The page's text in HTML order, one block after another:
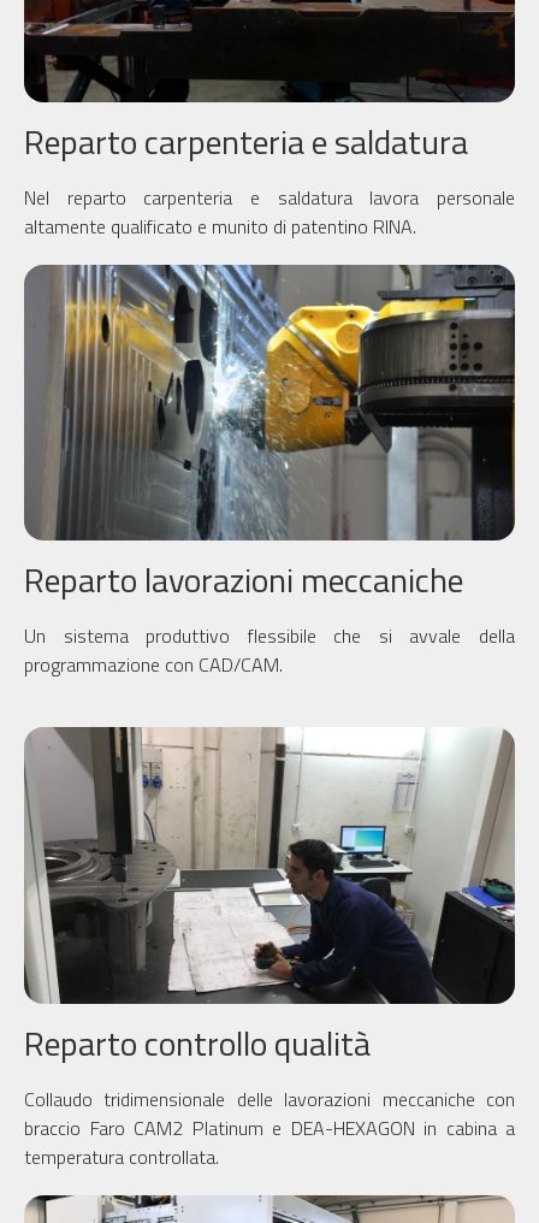
Reparto carpenteria e saldatura
Nel reparto carpenteria e saldatura lavora personale
altamente qualificato e munito di patentino RINA.
Reparto lavorazioni meccaniche
Un sistema produttivo flessibile che si avvale della
programmazione con CAD/CAM.
Reparto controllo qualità
Collaudo tridimensionale delle lavorazioni meccaniche con
braccio Faro CAM2 Platinum e DEA-HEXAGON in cabina a
temperatura controllata.